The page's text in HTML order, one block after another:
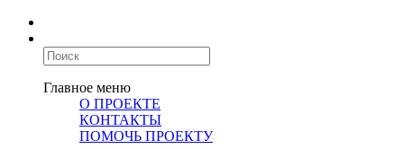
Главное меню
О ПРОЕКТЕ
КОНТАКТЫ
ПОМОЧЬ ПРОЕКТУ